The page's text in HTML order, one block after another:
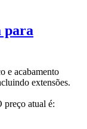
para
e acabamento
extensões.
preço atual é: